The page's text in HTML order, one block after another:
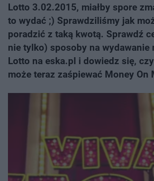
Lotto 3.02.2015, miałby spore
to wydać ;) Sprawdziliśmy jak
poradzić z taką kwotą. Sprawdź
nie tylko) sposoby na wydawanie
Lotto na eska.pl i dowiedz się,
może teraz zaśpiewać Money On